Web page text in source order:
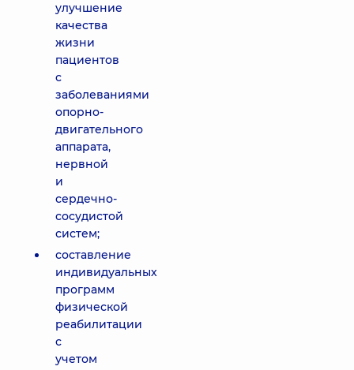
улучшение
качества
жизни
пациентов
с
заболеваниями
опорно-
двигательного
аппарата,
нервной
и
сердечно-
сосудистой
систем;
составление
индивидуальных
программ
физической
реабилитации
с
учетом